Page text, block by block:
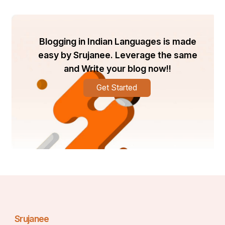
ଶୁକପକ୍ଷୀ ଦେଖିଲା । ପୁଣି ଦେଖିଲା ବ୍ୟାସ ନାରୀ ବେଶ ଭୁଷା
ହୋଇ ନିଜର ଗଭାକୁ ମଣ୍ଡନ କରୁଛନ୍ତି । ବ୍ୟାସ ନାରୀ ଙ୍କ
ମୁହଁ ବି ଉପରକୁ କରିଛନ୍ତି ଓ ପାଟି ଖୋଲା ବି ଅଛି । ଶୁକପକ୍ଷୀ
ଦେଖିଲା ଏହି ସମୟ ମୋ ପାଇଁ ଉପଯୁକ୍ତ ।ଶୁକପକ୍ଷୀ
ଶ୍ରୀୟାବତୀ ଙ୍କ ମୁଖ ପଟେ ଆସି ମଶା ପ୍ରାୟେ ହୋଇ
ଶ୍ରୀୟା ଙ୍କ ଗର୍ଭରେ ପଶିଗଲା ।
ଏସନ ସମୟେ ପକ୍ଷୀ ମୁଖ ବାଟେ ଆସି
ଶ୍ରୀୟା ଙ୍କ ପାଖକୁ ଓ ତାଙ୍କ ଚୁଟି କୁ ଧରି କହିଲେ କିଲୋ
Blogging in Indian Languages is made
easy by Srujanee. Leverage the same
and Write your blog now!!
Get Started
Srujanee